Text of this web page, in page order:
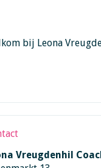
bij Leona
Vreugdenhil